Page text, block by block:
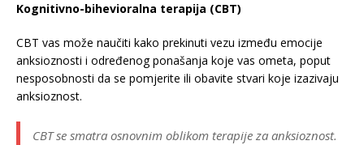
Kognitivno-bihevioralna terapija (CBT)
CBT vas može naučiti kako prekinuti vezu između emocije
anksioznosti i određenog ponašanja koje vas ometa, poput
nesposobnosti da se pomjerite ili obavite stvari koje izazivaju
anksioznost.
CBT se smatra osnovnim oblikom terapije za anksioznost.